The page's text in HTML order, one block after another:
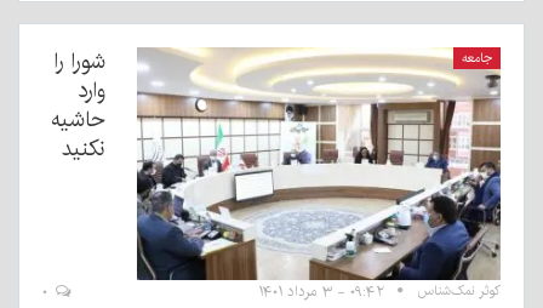
جامعه
شورا را
وارد
حاشیه
نکنید
کوثر نمک‌شناس ۰۹:۴۲ - ۳ مرداد ۱۴۰۱